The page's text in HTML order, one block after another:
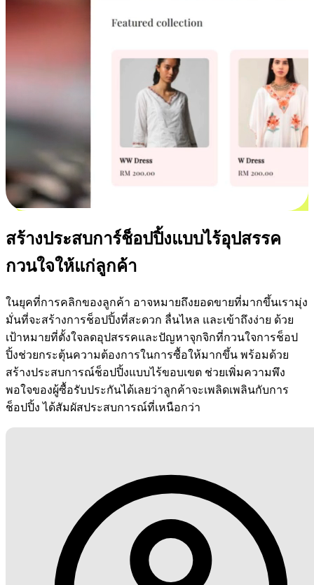
สร้างประสบการ์ช็อปปิ้งแบบไร้อุปสรรค
กวนใจให้แก่ลูกค้า
ในยุคที่การคลิกของลูกค้า อาจหมายถึงยอดขายที่มากขึ้นเรามุ่ง
มั่นที่จะสร้างการช็อปปิ้งที่สะดวก ลื่นไหล และเข้าถึงง่าย ด้วย
เป้าหมายที่ตั้งใจลดอุปสรรคและปัญหาจุกจิกที่กวนใจการช็อป
ปิ้งช่วยกระตุ้นความต้องการในการซื้อให้มากขึ้น พร้อมด้วย
สร้างประสบการณ์ช็อปปิ้งแบบไร้ขอบเขต ช่วยเพิ่มความพึง
พอใจของผู้ซื้อรับประกันได้เลยว่าลูกค้าจะเพลิดเพลินกับการ
ช็อปปิ้ง ได้สัมผัสประสบการณ์ที่เหนือกว่า